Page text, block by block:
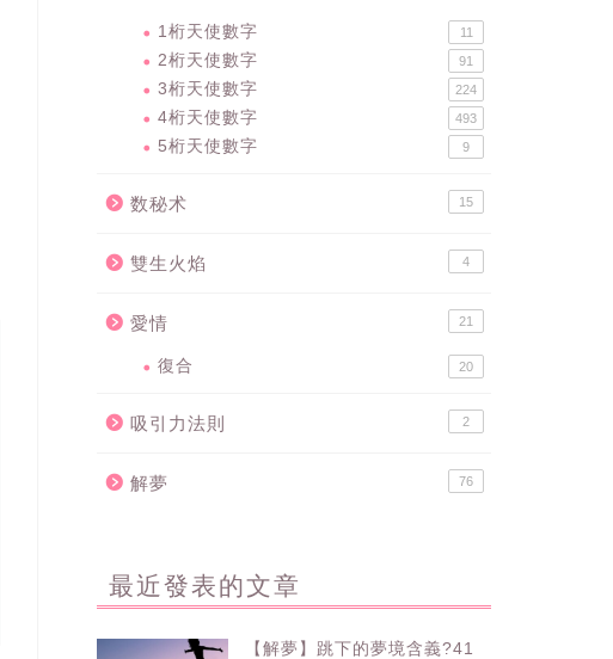
1桁天使數字 11
2桁天使數字 91
3桁天使數字 224
4桁天使數字 493
5桁天使數字 9
数秘术 15
雙生火焰 4
愛情 21
復合 20
吸引力法則 2
解夢 76
最近發表的文章
【解夢】跳下的夢境含義?41